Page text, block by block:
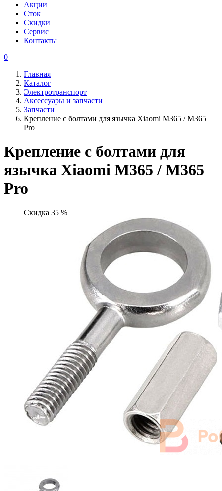
Акции
Сток
Скидки
Сервис
Контакты
0
Главная
Каталог
Электротранспорт
Аксессуары и запчасти
Запчасти
Крепление с болтами для язычка Xiaomi M365 / M365
Pro
Крепление с болтами для
язычка Xiaomi M365 / M365
Pro
Скидка 35 %